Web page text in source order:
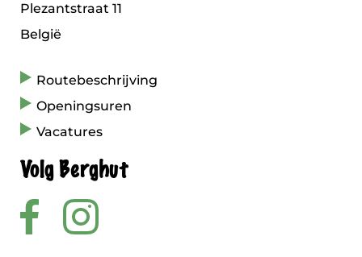
Plezantstraat 11
België
Routebeschrijving
Openingsuren
Vacatures
Volg Berghut